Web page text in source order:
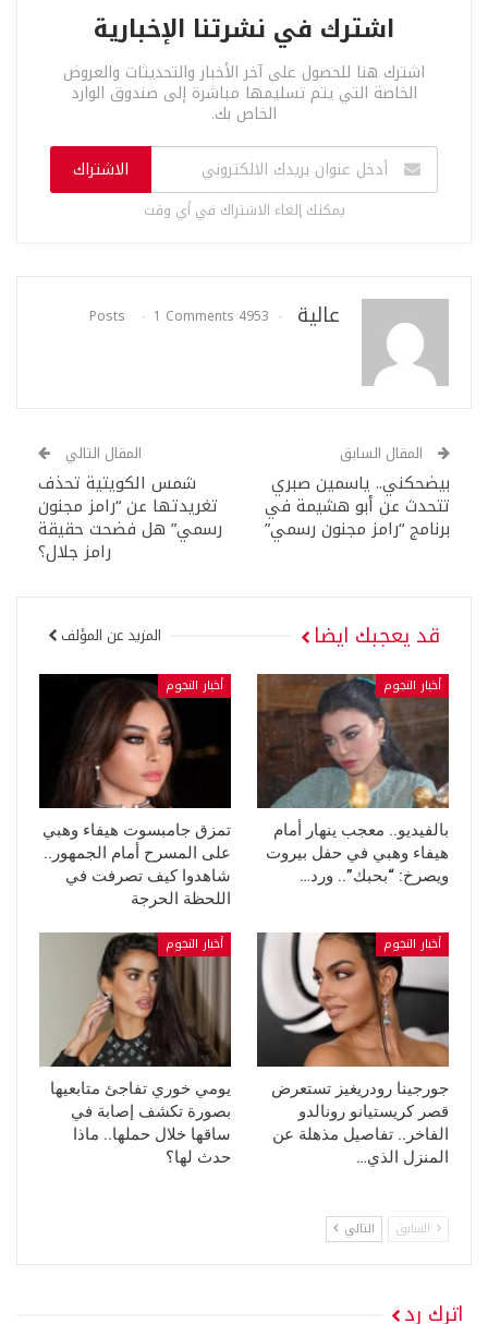
اشترك في نشرتنا الإخبارية
اشترك هنا للحصول على آخر الأخبار والتحديثات والعروض
الخاصة التي يتم تسليمها مباشرة إلى صندوق الوارد
الخاص بك.
الاشتراك
يمكنك إلغاء الاشتراك في أي وقت
عالية 4953 Posts
1 Comments
المقال السابق
بيضحكني.. ياسمين صبري
تتحدث عن أبو هشيمة في
برنامج “رامز مجنون رسمي”
المقال التالي
شمس الكويتية تحذف
تغريدتها عن “رامز مجنون
رسمي” هل فضحت حقيقة
رامز جلال؟
قد يعجبك ايضا المزيد عن المؤلف
أخبار النجوم
بالفيديو.. معجب ينهار أمام
هيفاء وهبي في حفل بيروت
ويصرخ: “بحبك”.. ورد…
أخبار النجوم
تمزق جامبسوت هيفاء وهبي
على المسرح أمام الجمهور..
شاهدوا كيف تصرفت في
اللحظة الحرجة
أخبار النجوم
جورجينا رودريغيز تستعرض
قصر كريستيانو رونالدو
الفاخر.. تفاصيل مذهلة عن
المنزل الذي…
أخبار النجوم
يومي خوري تفاجئ متابعيها
بصورة تكشف إصابة في
ساقها خلال حملها.. ماذا
حدث لها؟
السابق التالي
اترك رد